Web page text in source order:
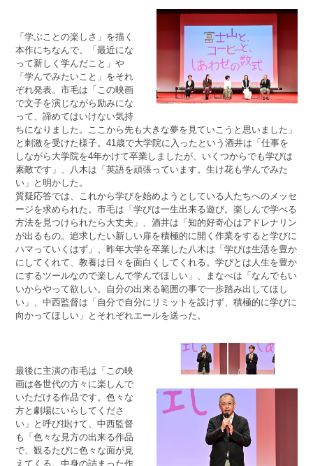
「学ぶことの楽しさ」を描く
本作にちなんで、「最近にな
って新しく学んだこと」や
「学んでみたいこと」をそれ
ぞれ発表。市毛は「この映画
で文子を演じながら励みにな
って、諦めてはいけない気持
ちになりました。ここから先も大きな夢を見ていこうと思いました」
と刺激を受けた様子。41歳で大学院に入ったという酒井は「仕事を
しながら大学院を4年かけて卒業しましたが、いくつからでも学びは
素敵です」、八木は「英語を頑張っています。生け花も学んでみた
い」と明かした。
質疑応答では、これから学びを始めようとしている人たちへのメッセ
ージを求められた。市毛は「学びは一生出来る遊び。楽しんで学べる
方法を見つけられたら大丈夫」、酒井は「知的好奇心はアドレナリン
が出るもの。追求したい新しい扉を積極的に開く作業をすると学びに
ハマっていくはず」、昨年大学を卒業した八木は「学びは生活を豊か
にしてくれて、教養は日々を面白くしてくれる。学びとは人生を豊か
にするツールなので楽しんで学んでほしい」、まなべは「なんでもい
いからやって欲しい。自分の出来る範囲の事で一歩踏み出してほし
い」、中西監督は「自分で自分にリミットを設けず、積極的に学びに
向かってほしい」とそれぞれエールを送った。
最後に主演の市毛は「この映
画は各世代の方々に楽しんで
いただける作品です。色々な
方と劇場にいらしてくださ
い」と呼び掛けて、中西監督
も「色々な見方の出来る作品
で、観るたびに色々な面が見
えてくる。中身の詰まった作